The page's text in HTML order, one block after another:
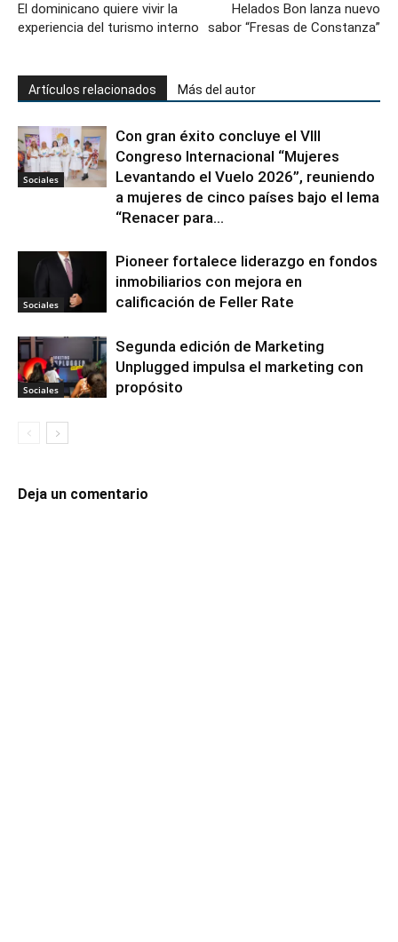
El dominicano quiere vivir la
experiencia del turismo interno
Helados Bon lanza nuevo
sabor “Fresas de Constanza”
Artículos relacionados Más del autor
Sociales
Con gran éxito concluye el VIII
Congreso Internacional “Mujeres
Levantando el Vuelo 2026”, reuniendo
a mujeres de cinco países bajo el lema
“Renacer para...
Sociales
Pioneer fortalece liderazgo en fondos
inmobiliarios con mejora en
calificación de Feller Rate
Sociales
Segunda edición de Marketing
Unplugged impulsa el marketing con
propósito
Deja un comentario